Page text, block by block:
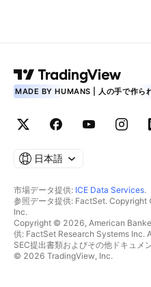
MADE BY HUMANS | 人の手で作ら
日本語
市場データ提供: ICE Data Services.
参照データ提供: FactSet.
Inc.
Copyright © 2026, American
供: FactSet Research Systems Inc.
SEC提出書類およびその他ドキュメ
© 2026 TradingView, Inc.